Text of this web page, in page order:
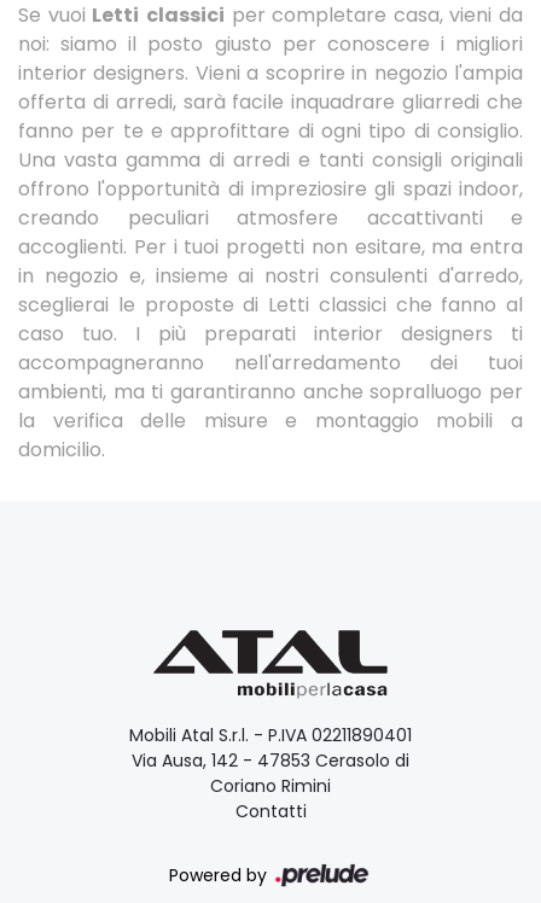
Se vuoi Letti classici per completare casa, vieni da
noi: siamo il posto giusto per conoscere i migliori
interior designers. Vieni a scoprire in negozio l'ampia
offerta di arredi, sarà facile inquadrare gliarredi che
fanno per te e approfittare di ogni tipo di consiglio.
Una vasta gamma di arredi e tanti consigli originali
offrono l'opportunità di impreziosire gli spazi indoor,
creando peculiari atmosfere accattivanti e
accoglienti. Per i tuoi progetti non esitare, ma entra
in negozio e, insieme ai nostri consulenti d'arredo,
sceglierai le proposte di Letti classici che fanno al
caso tuo. I più preparati interior designers ti
accompagneranno nell'arredamento dei tuoi
ambienti, ma ti garantiranno anche sopralluogo per
la verifica delle misure e montaggio mobili a
domicilio.
Mobili Atal S.r.l. - P.IVA 02211890401
Via Ausa, 142 - 47853 Cerasolo di
Coriano Rimini
Contatti
Powered by